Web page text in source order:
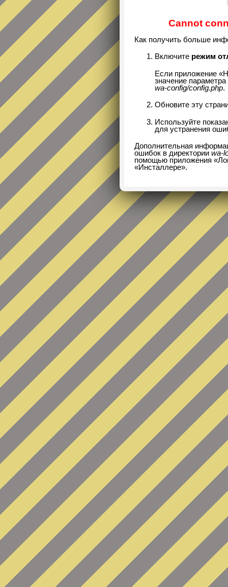
Cannot
Как получить больше
Включите режим
Если приложение
значение параметра
wa-config/config.php.
Обновите эту
Используйте
для устранения
Дополнительная
ошибок в директорииwa-
помощью приложения
«Инсталлере».